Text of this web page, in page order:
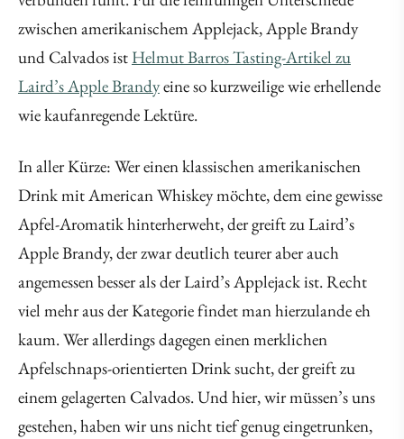
zwischen amerikanischem Applejack, Apple Brandy
und Calvados ist Helmut Barros Tasting-Artikel zu
Laird’s Apple Brandyeine so kurzweilige wie erhellende
wie kaufanregende Lektüre.
In aller Kürze: Wer einen klassischen amerikanischen
Drink mit American Whiskey möchte, dem eine gewisse
Apfel-Aromatik hinterherweht, der greift zu Laird’s
Apple Brandy, der zwar deutlich teurer aber auch
angemessen besser als der Laird’s Applejack ist. Recht
viel mehr aus der Kategorie findet man hierzulande eh
kaum. Wer allerdings dagegen einen merklichen
Apfelschnaps-orientierten Drink sucht, der greift zu
einem gelagerten Calvados. Und hier, wir müssen’s uns
gestehen, haben wir uns nicht tief genug eingetrunken,